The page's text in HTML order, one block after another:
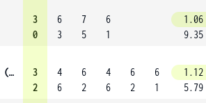
3
0
6
3
7
5
6
1
1.06
9.35
Bautista-Agut R. (24)
3
2
4
6
6
2
4
6
6
2
6
1
1.12
5.79